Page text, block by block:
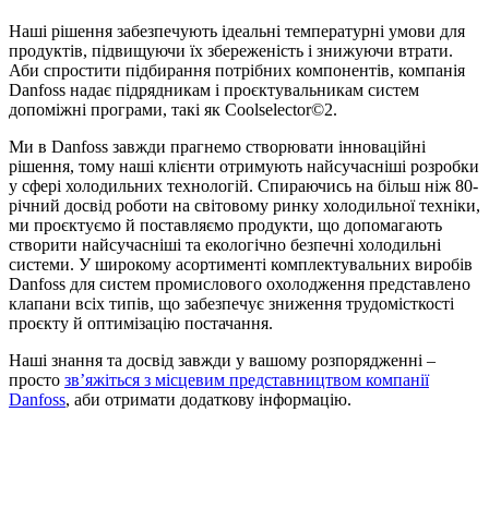
Наші рішення забезпечують ідеальні температурні умови для
продуктів, підвищуючи їх збереженість і знижуючи втрати.
Аби спростити підбирання потрібних компонентів, компанія
Danfoss надає підрядникам і проєктувальникам систем
допоміжні програми, такі як Coolselector©2.
Ми в Danfoss завжди прагнемо створювати інноваційні
рішення, тому наші клієнти отримують найсучасніші розробки
у сфері холодильних технологій. Спираючись на більш ніж 80-
річний досвід роботи на світовому ринку холодильної техніки,
ми проєктуємо й поставляємо продукти, що допомагають
створити найсучасніші та екологічно безпечні холодильні
системи. У широкому асортименті комплектувальних виробів
Danfoss для систем промислового охолодження представлено
клапани всіх типів, що забезпечує зниження трудомісткості
проєкту й оптимізацію постачання.
Наші знання та досвід завжди у вашому розпорядженні –
просто зв’яжіться з місцевим представництвом компанії
Danfoss, аби отримати додаткову інформацію.